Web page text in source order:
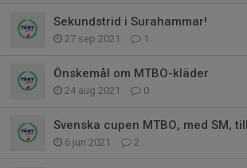
Sekundstrid i Surahammar!
27 sep 2021 1
Önskemål om MTBO-kläder
24 aug 2021 0
Svenska cupen MTBO, med SM,
6 jun 2021 2